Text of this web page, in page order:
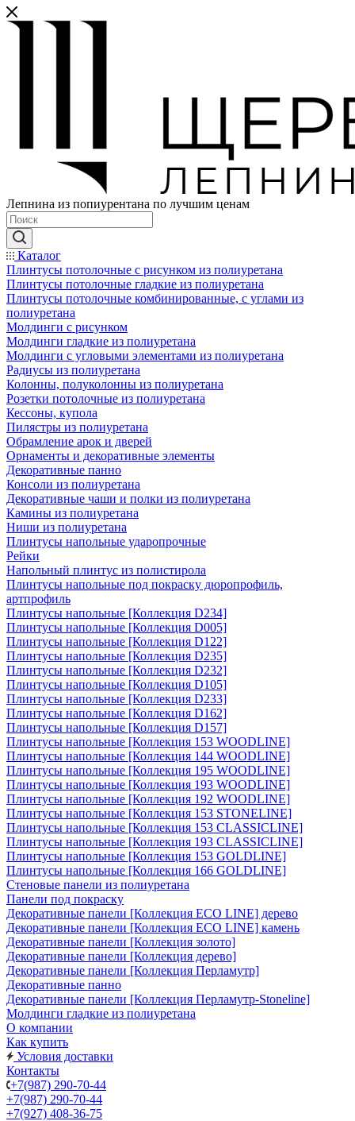
Лепнина из попиурентана по лучшим ценам
Каталог
Плинтусы потолочные с рисунком из полиуретана
Плинтусы потолочные гладкие из полиуретана
Плинтусы потолочные комбинированные, с углами из
полиуретана
Молдинги c рисунком
Молдинги гладкие из полиуретана
Молдинги с угловыми элементами из полиуретана
Радиусы из полиуретана
Колонны, полуколонны из полиуретана
Розетки потолочные из полиуретана
Кессоны, купола
Пилястры из полиуретана
Обрамление арок и дверей
Орнаменты и декоративные элементы
Декоративные панно
Консоли из полиуретана
Декоративные чаши и полки из полиуретана
Камины из полиуретана
Ниши из полиуретана
Плинтусы напольные ударопрочные
Рейки
Напольный плинтус из полистирола
Плинтусы напольные под покраску дюропрофиль,
артпрофиль
Плинтусы напольные [Коллекция D234]
Плинтусы напольные [Коллекция D005]
Плинтусы напольные [Коллекция D122]
Плинтусы напольные [Коллекция D235]
Плинтусы напольные [Коллекция D232]
Плинтусы напольные [Коллекция D105]
Плинтусы напольные [Коллекция D233]
Плинтусы напольные [Коллекция D162]
Плинтусы напольные [Коллекция D157]
Плинтусы напольные [Коллекция 153 WOODLINE]
Плинтусы напольные [Коллекция 144 WOODLINE]
Плинтусы напольные [Коллекция 195 WOODLINE]
Плинтусы напольные [Коллекция 193 WOODLINE]
Плинтусы напольные [Коллекция 192 WOODLINE]
Плинтусы напольные [Коллекция 153 STONELINE]
Плинтусы напольные [Коллекция 153 CLASSICLINE]
Плинтусы напольные [Коллекция 193 CLASSICLINE]
Плинтусы напольные [Коллекция 153 GOLDLINE]
Плинтусы напольные [Коллекция 166 GOLDLINE]
Стеновые панели из полиуретана
Панели под покраску
Декоративные панели [Коллекция ECO LINE] дерево
Декоративные панели [Коллекция ECO LINE] камень
Декоративные панели [Коллекция золото]
Декоративные панели [Коллекция дерево]
Декоративные панели [Коллекция Перламутр]
Декоративные панно
Декоративные панели [Коллекция Перламутр-Stoneline]
Молдинги гладкие из полиуретана
О компании
Как купить
Условия доставки
Контакты
+7(987) 290-70-44
+7(987) 290-70-44
+7(927) 408-36-75